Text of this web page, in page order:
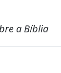
a Bíblia